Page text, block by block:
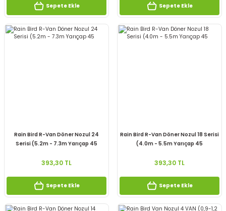
Sepete Ekle Sepete Ekle
Rain Bird R-Van Döner Nozul 24
Serisi (5.2m - 7.3m Yarıçap 45
393,30 TL
Sepete Ekle
Rain Bird R-Van Döner Nozul 18 Serisi
(4.0m - 5.5m Yarıçap 45
393,30 TL
Sepete Ekle